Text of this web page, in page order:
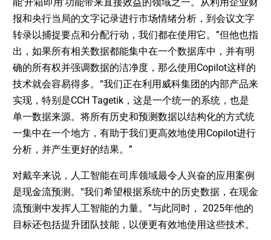
报和央行当局的文字记录进行市场情绪分析，到会议文字
转录以捕捉要点和分配行动，我们都在使用它。”但他也指
出，如果所有相关数据都能集中在一个数据库中，并有明
确的所有权并强调数据的洁净度，那么使用Copilot这样的
技术就会容易得多。“我们正在利用威科集团的内部产品来
实现，特别是CCH Tagetik，这是一个统一的系统，也是
单一数据来源。将所有历史和预测数据以结构化的方式统
一集中在一个地方，有助于我们更高效地使用Copilot进行
分析，并产生更好的结果。”
对戴辛来说，人工智能在司库领域最令人兴奋的应用案例
是现金流预测。“我们希望根据系统中的历史数据，在现金
流预测中发挥人工智能的力量。”与此同时， 2025年他的
目标还包括提升团队技能，以便更有效地使用这些技术。